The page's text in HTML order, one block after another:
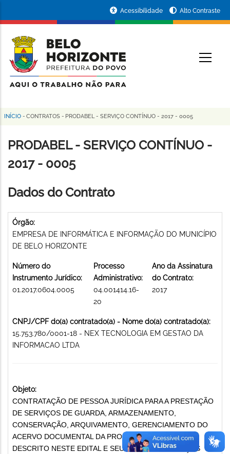
conteúdo
principal
da
Prefeitura
de
Horizonte
Acessibilidade Alto Contraste
Trilha
de
navegação
INÍCIO - CONTRATOS - PRODABEL - SERVIÇO CONTÍNUO - 2017 - 0005
PRODABEL - SERVIÇO CONTÍNUO -
2017 - 0005
Dados do Contrato
Órgão:
EMPRESA DE INFORMÁTICA E INFORMAÇÃO DO MUNICÍPIO
DE BELO HORIZONTE
Número do
Instrumento Jurídico:
01.2017.0604.0005
Processo
Administrativo:
04.001414.16-
20
Ano da Assinatura
do Contrato:
2017
CNPJ/CPF do(a) contratado(a) - Nome do(a) contratado(a):
15.753.780/0001-18 - NEX TECNOLOGIA EM GESTAO DA
INFORMACAO LTDA
Objeto:
CONTRATAÇÃO DE PESSOA JURÍDICA PARA A PRESTAÇÃO
DE SERVIÇOS DE GUARDA, ARMAZENAMENTO,
CONSERVAÇÃO, ARQUIVAMENTO, GERENCIAMENTO DO
ACERVO DOCUMENTAL DA PRODABEL, CONFORME
DESCRITO NESTE EDITAL E SEUS ANEXOS. SERVIÇOS